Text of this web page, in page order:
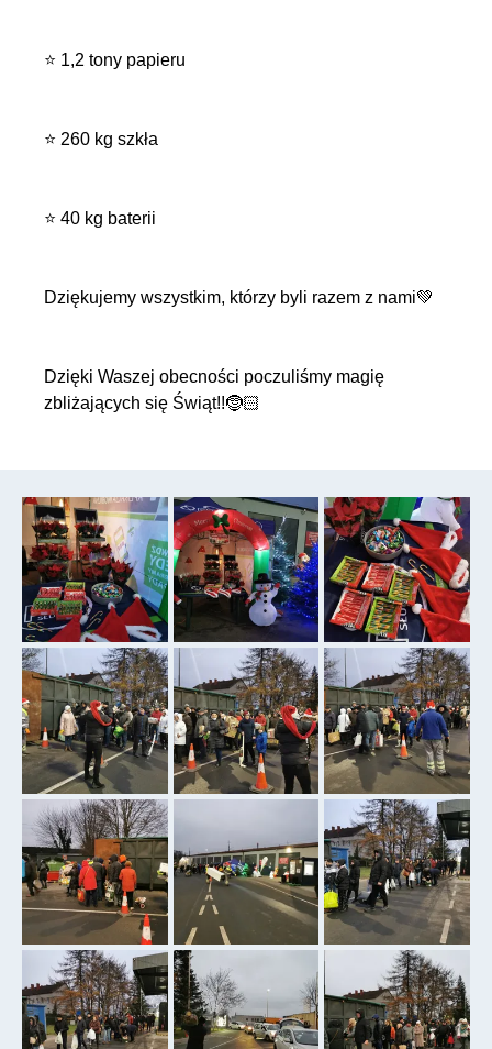
⭐ 1,2 tony papieru
⭐ 260 kg szkła
⭐ 40 kg baterii
Dziękujemy wszystkim, którzy byli razem z nami💚
Dzięki Waszej obecności poczuliśmy magię
zbliżających się Świąt!!🤶🏻